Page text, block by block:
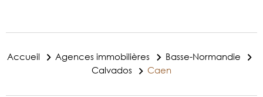
Accueil Agences immobilières
Basse-Normandie
Calvados
Caen